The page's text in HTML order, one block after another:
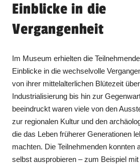
Einblicke in die
Vergangenheit
Im Museum erhielten die
Einblicke in die wechselvolle
von ihrer mittelalterlichen Blütezeit
Industrialisierung bis hin zur
beeindruckt waren viele von den
zur regionalen Kultur und den
die das Leben früherer Generationen
machten. Die Teilnehmenden konnten
selbst ausprobieren – zum Beispiel